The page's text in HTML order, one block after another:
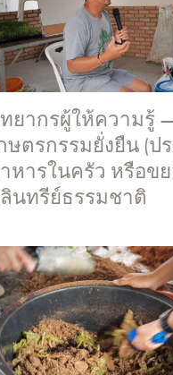
ยากรผู้ให้ความรู้
ษตรกรรมยั่งยืน (ป
หารในครัว หรือข
นทรีย์ธรรมชาติ